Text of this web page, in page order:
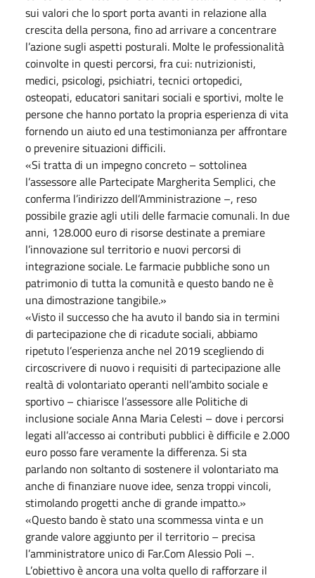
sui valori che lo sport porta avanti in relazione alla
crescita della persona, fino ad arrivare a concentrare
l’azione sugli aspetti posturali. Molte le professionalità
coinvolte in questi percorsi, fra cui: nutrizionisti,
medici, psicologi, psichiatri, tecnici ortopedici,
osteopati, educatori sanitari sociali e sportivi, molte le
persone che hanno portato la propria esperienza di vita
fornendo un aiuto ed una testimonianza per affrontare
o prevenire situazioni difficili.
«Si tratta di un impegno concreto – sottolinea
l’assessore alle Partecipate Margherita Semplici, che
conferma l’indirizzo dell’Amministrazione –, reso
possibile grazie agli utili delle farmacie comunali. In due
anni, 128.000 euro di risorse destinate a premiare
l’innovazione sul territorio e nuovi percorsi di
integrazione sociale. Le farmacie pubbliche sono un
patrimonio di tutta la comunità e questo bando ne è
una dimostrazione tangibile.»
«Visto il successo che ha avuto il bando sia in termini
di partecipazione che di ricadute sociali, abbiamo
ripetuto l’esperienza anche nel 2019 scegliendo di
circoscrivere di nuovo i requisiti di partecipazione alle
realtà di volontariato operanti nell’ambito sociale e
sportivo – chiarisce l’assessore alle Politiche di
inclusione sociale Anna Maria Celesti – dove i percorsi
legati all’accesso ai contributi pubblici è difficile e 2.000
euro posso fare veramente la differenza. Si sta
parlando non soltanto di sostenere il volontariato ma
anche di finanziare nuove idee, senza troppi vincoli,
stimolando progetti anche di grande impatto.»
«Questo bando è stato una scommessa vinta e un
grande valore aggiunto per il territorio – precisa
l’amministratore unico di Far.Com Alessio Poli –.
L’obiettivo è ancora una volta quello di rafforzare il